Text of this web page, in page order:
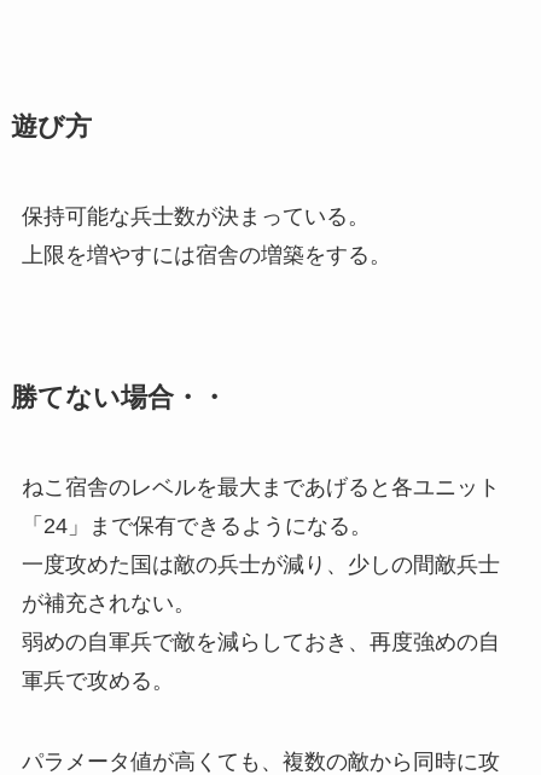
遊び方
保持可能な兵士数が決まっている。
上限を増やすには宿舎の増築をする。
勝てない場合・・
ねこ宿舎のレベルを最大まであげると各ユニット
「24」まで保有できるようになる。
一度攻めた国は敵の兵士が減り、少しの間敵兵士
が補充されない。
弱めの自軍兵で敵を減らしておき、再度強めの自
軍兵で攻める。
パラメータ値が高くても、複数の敵から同時に攻